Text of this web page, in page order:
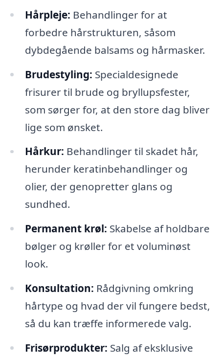
Hårpleje: Behandlinger for at
forbedre hårstrukturen, såsom
dybdegående balsams og hårmasker.
Brudestyling: Specialdesignede
frisurer til brude og bryllupsfester,
som sørger for, at den store dag bliver
lige som ønsket.
Hårkur: Behandlinger til skadet hår,
herunder keratinbehandlinger og
olier, der genopretter glans og
sundhed.
Permanent krøl: Skabelse af holdbare
bølger og krøller for et voluminøst
look.
Konsultation: Rådgivning omkring
hårtype og hvad der vil fungere bedst,
så du kan træffe informerede valg.
Frisørprodukter: Salg af eksklusive